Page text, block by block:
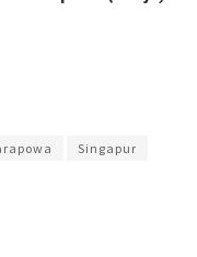
Singapur